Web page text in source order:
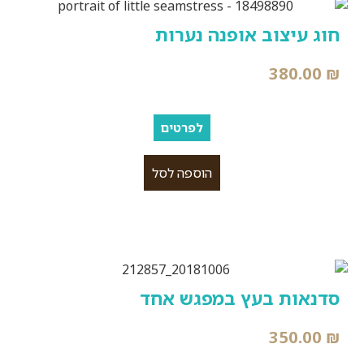
חוג עיצוב אופנה נערות
380.00 ₪
לפרטים
הוספה לסל
סדנאות בעץ במפגש אחד
350.00 ₪